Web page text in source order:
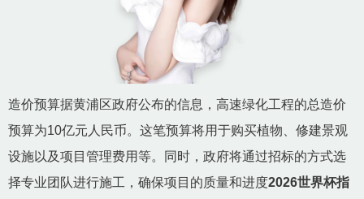
造价预算据黄浦区政府公布的信息，高速绿化工程的总造价
预算为10亿元人民币。这笔预算将用于购买植物、修建景观
设施以及项目管理费用等。同时，政府将通过招标的方式选
择专业团队进行施工，确保项目的质量和进度2026世界杯指